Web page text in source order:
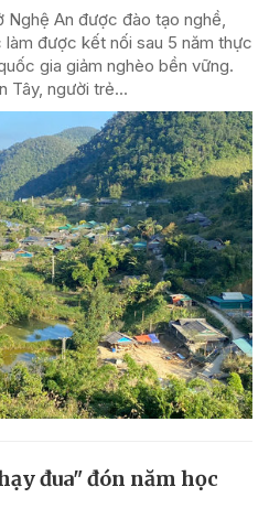
Nghệ An được đào tạo nghề,
được kết nối sau 5 năm thực
gia giảm nghèo bền vững.
Tây, người trẻ...
đua" đón năm học